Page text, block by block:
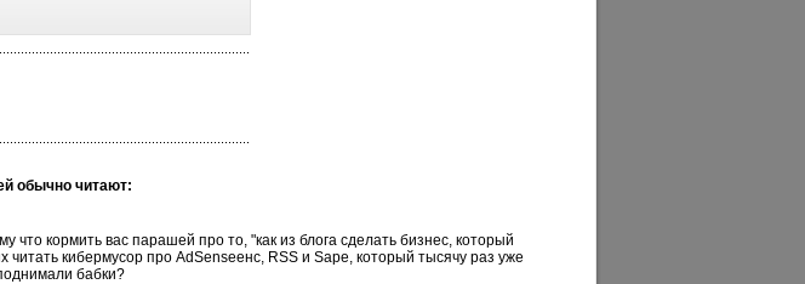
обычно читают:
что кормить вас парашей про то, "как из блога сделать бизнес, который
кибермусор про АdSenseенс, RSS и Sape, который тысячу раз уже
бабки?